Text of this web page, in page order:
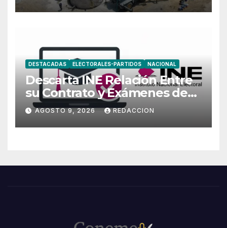
DESTACADAS ELECTORALES-PARTIDOS NACIONAL
Descarta INE Relación Entre
su Contrato y Exámenes de
Admisión
AGOSTO 9, 2026 REDACCION